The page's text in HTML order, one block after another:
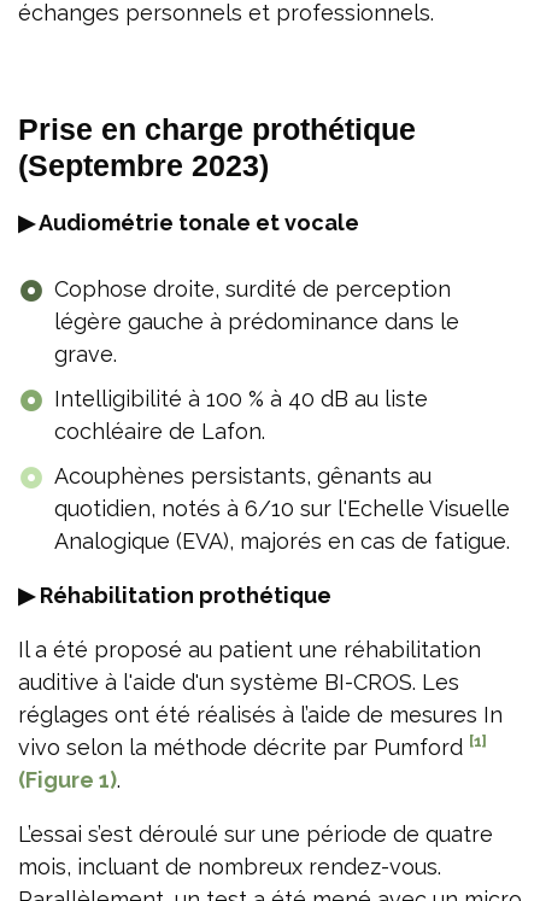
échanges personnels et professionnels.
Prise en charge prothétique
(Septembre 2023)
▶ Audiométrie tonale et vocale
Cophose droite, surdité de perception
légère gauche à prédominance dans le
grave.
Intelligibilité à 100 % à 40 dB au liste
cochléaire de Lafon.
Acouphènes persistants, gênants au
quotidien, notés à 6/10 sur l'Echelle Visuelle
Analogique (EVA), majorés en cas de fatigue.
▶ Réhabilitation prothétique
Il a été proposé au patient une réhabilitation
auditive à l'aide d'un système BI-CROS. Les
réglages ont été réalisés à l’aide de mesures In
vivo selon la méthode décrite par Pumford [1]
(Figure 1).
L’essai s’est déroulé sur une période de quatre
mois, incluant de nombreux rendez-vous.